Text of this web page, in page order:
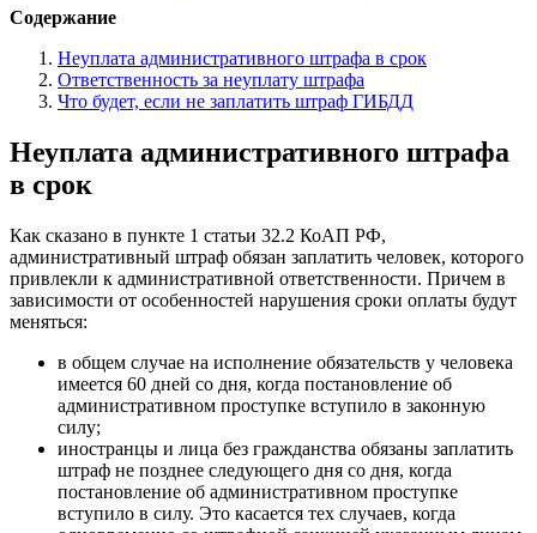
Содержание
Неуплата административного штрафа в срок
Ответственность за неуплату штрафа
Что будет, если не заплатить штраф ГИБДД
Неуплата административного штрафа
в срок
Как сказано в пункте 1 статьи 32.2 КоАП РФ,
административный штраф обязан заплатить человек, которого
привлекли к административной ответственности. Причем в
зависимости от особенностей нарушения сроки оплаты будут
меняться:
в общем случае на исполнение обязательств у человека
имеется 60 дней со дня, когда постановление об
административном проступке вступило в законную
силу;
иностранцы и лица без гражданства обязаны заплатить
штраф не позднее следующего дня со дня, когда
постановление об административном проступке
вступило в силу. Это касается тех случаев, когда